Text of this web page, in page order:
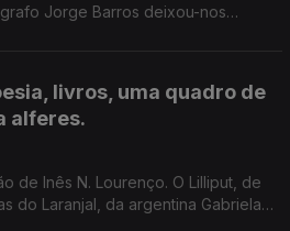
Jorge Barros deixou-nos
livros, uma quadro de
alferes.
de Inês N. Lourenço. O Lilliput, de
do Laranjal, da argentina Gabriela